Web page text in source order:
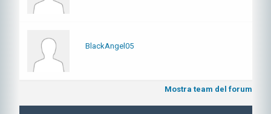
BlackAngel05
Mostra team del forum